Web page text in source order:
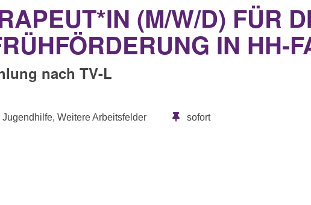
(M/W/D) FÜR
IN HH-
nach TV-L
Weitere Arbeitsfelder
sofort